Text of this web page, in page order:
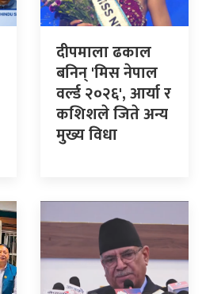
दीपमाला ढकाल
बनिन् 'मिस नेपाल
वर्ल्ड २०२६', आर्या र
कशिशले जिते अन्य
मुख्य विधा